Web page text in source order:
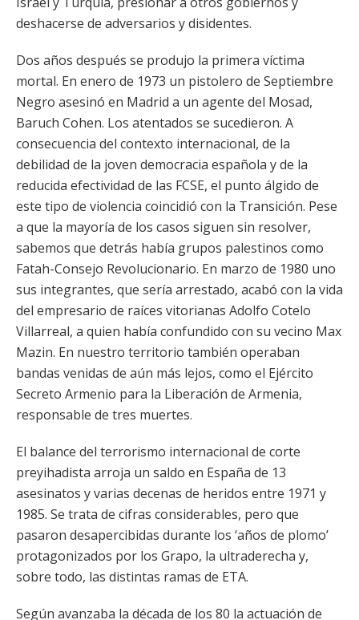
deshacerse de adversarios y disidentes.
Dos años después se produjo la primera víctima
mortal. En enero de 1973 un pistolero de Septiembre
Negro asesinó en Madrid a un agente del Mosad,
Baruch Cohen. Los atentados se sucedieron. A
consecuencia del contexto internacional, de la
debilidad de la joven democracia española y de la
reducida efectividad de las FCSE, el punto álgido de
este tipo de violencia coincidió con la Transición. Pese
a que la mayoría de los casos siguen sin resolver,
sabemos que detrás había grupos palestinos como
Fatah-Consejo Revolucionario. En marzo de 1980 uno
sus integrantes, que sería arrestado, acabó con la vida
del empresario de raíces vitorianas Adolfo Cotelo
Villarreal, a quien había confundido con su vecino Max
Mazin. En nuestro territorio también operaban
bandas venidas de aún más lejos, como el Ejército
Secreto Armenio para la Liberación de Armenia,
responsable de tres muertes.
El balance del terrorismo internacional de corte
preyihadista arroja un saldo en España de 13
asesinatos y varias decenas de heridos entre 1971 y
1985. Se trata de cifras considerables, pero que
pasaron desapercibidas durante los ‘años de plomo’
protagonizados por los Grapo, la ultraderecha y,
sobre todo, las distintas ramas de ETA.
Según avanzaba la década de los 80 la actuación de